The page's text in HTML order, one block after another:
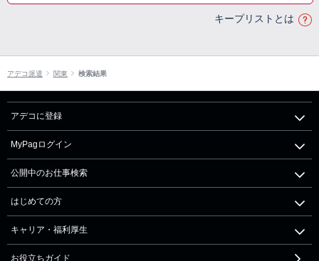
キープリストとは
アデコ派遣 関東 検索結果
アデコに登録
MyPagログイン
公開中のお仕事検索
はじめての方
キャリア・福利厚生
お役立ちガイド